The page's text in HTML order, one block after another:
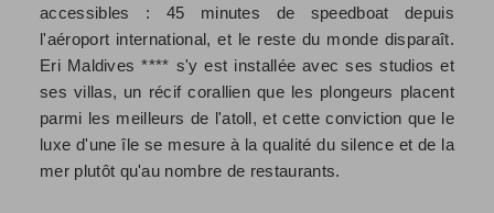
accessibles : 45 minutes de speedboat depuis
l'aéroport international, et le reste du monde disparaît.
Eri Maldives **** s'y est installée avec ses studios et
ses villas, un récif corallien que les plongeurs placent
parmi les meilleurs de l'atoll, et cette conviction que le
luxe d'une île se mesure à la qualité du silence et de la
mer plutôt qu'au nombre de restaurants.